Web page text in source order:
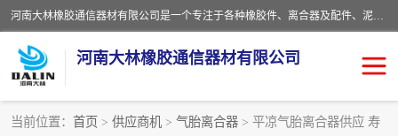
河南大林橡胶通信器材有限公司是一个专注于各种橡胶件、离合器及配件、泥浆泵及配件等产品设计制造和加工的企业。产品应用于矿山、冶金、石油、钢铁、化工、水泥、船舶、造纸、通用机械等各种大功率机械传动或制动装置。
河南大林橡胶通信器材有限公司
当前位置： 首页 > 供应商机 > 气胎离合器 > 平凉气胎离合器供应 寿